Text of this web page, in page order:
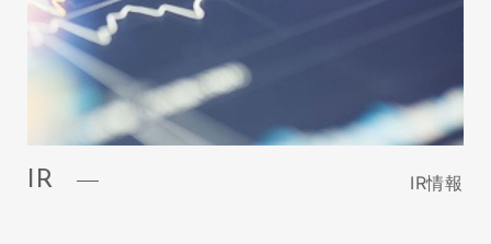
IR IR情報